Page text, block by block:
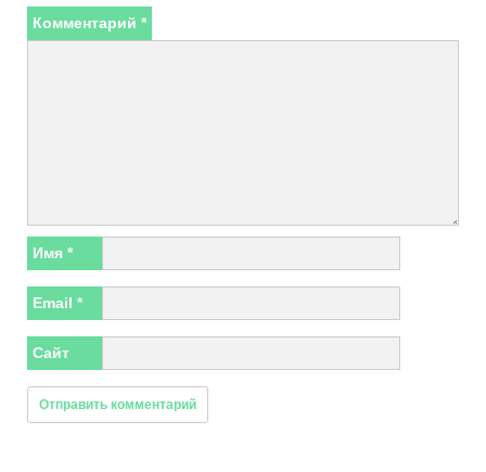
Комментарий *
Имя *
Email *
Сайт